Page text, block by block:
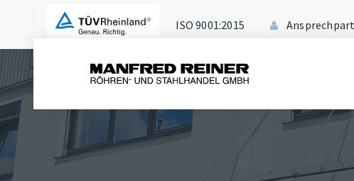
ISO 9001:2015